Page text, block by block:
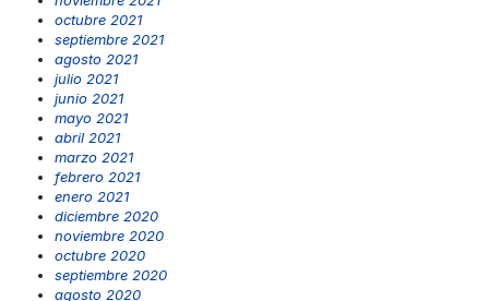
octubre 2021
septiembre 2021
agosto 2021
julio 2021
junio 2021
mayo 2021
abril 2021
marzo 2021
febrero 2021
enero 2021
diciembre 2020
noviembre 2020
octubre 2020
septiembre 2020
agosto 2020